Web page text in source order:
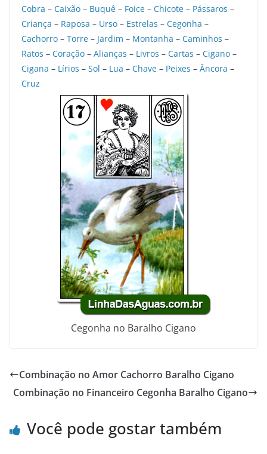
Cobra – Caixão – Buquê – Foice – Chicote – Pássaros –
Criança – Raposa – Urso – Estrelas – Cegonha –
Cachorro – Torre – Jardim – Montanha – Caminhos –
Ratos – Coração – Alianças – Livros – Cartas – Cigano –
Cigana – Lírios – Sol – Lua – Chave – Peixes – Âncora –
Cruz
Cegonha no Baralho Cigano
Combinação no Amor Cachorro Baralho Cigano
Combinação no Financeiro Cegonha Baralho Cigano
Você pode gostar também